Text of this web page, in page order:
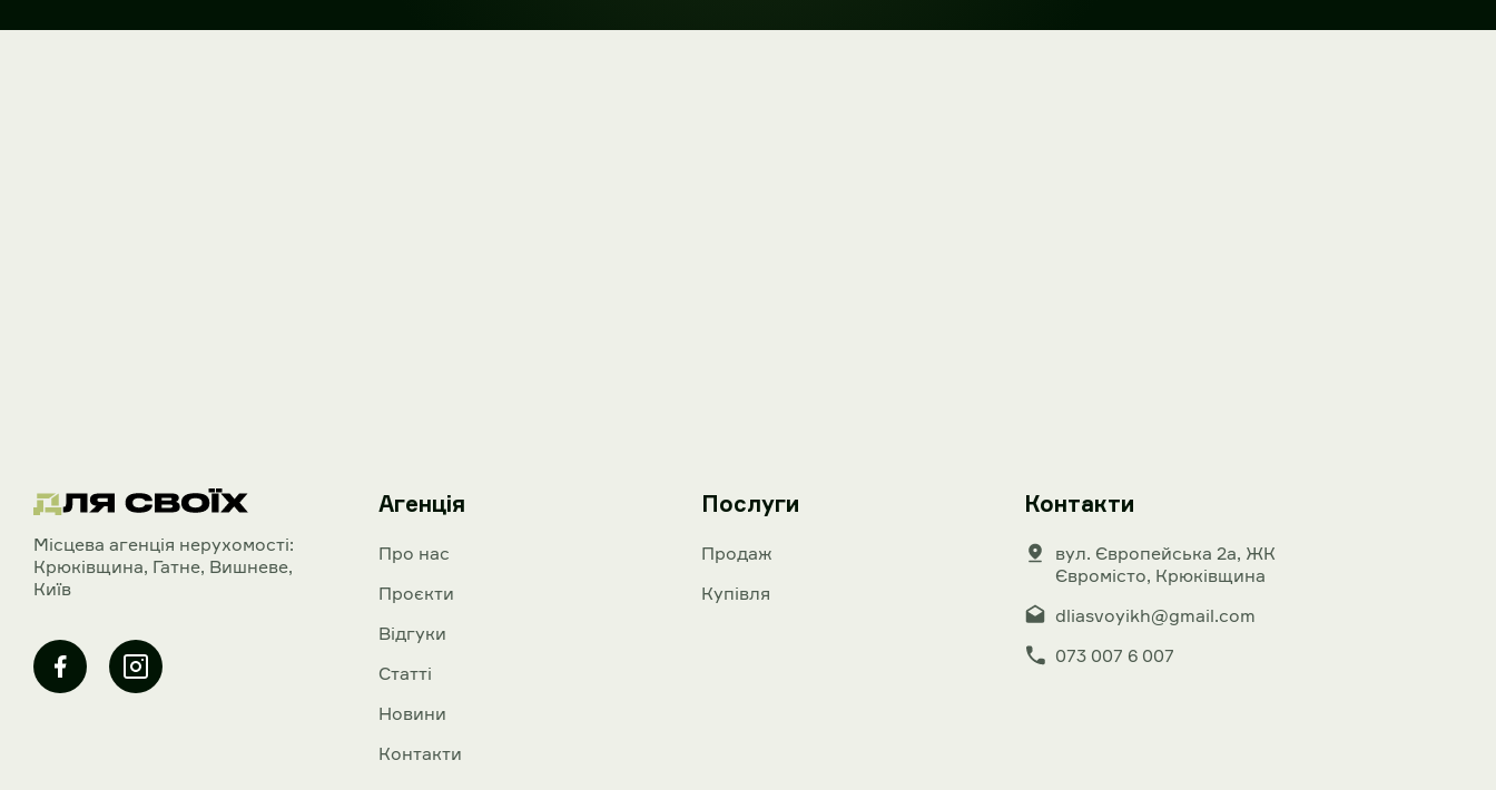
Mісцева агенція нерухомості:
Крюківщина, Гатне, Вишневе,
Київ
Агенція
Про нас
Проєкти
Відгуки
Статті
Новини
Контакти
Послуги
Продаж
Купівля
Контакти
вул. Європейська 2а, ЖК
Євромісто, Крюківщина
dliasvoyikh@gmail.com
073 007 6 007